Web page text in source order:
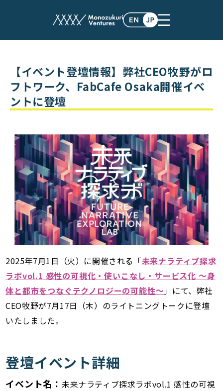
events
【イベント登壇情報】弊社CEO牧野がロ
フトワーク、FabCafe Osaka開催イベ
ントに登壇
2025年7月1日（火）に開催される「未来ナラティブ探求
ラボvol.1 感性の可視化・使いこなし・サービス化 〜身
体と都市をつなぐテクノロジーの可能性〜」にて、弊社
CEO牧野が7月17日（木）のライトニングトークに登壇
いたしました。
登壇イベント詳細
イベント名：未来ナラティブ探求ラボvol.1 感性の可視